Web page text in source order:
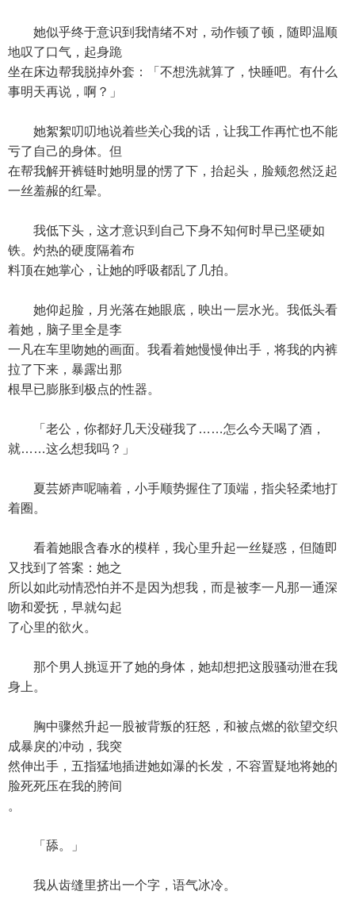
她似乎终于意识到我情绪不对，动作顿了顿，随即温顺
地叹了口气，起身跪
坐在床边帮我脱掉外套：「不想洗就算了，快睡吧。有什么
事明天再说，啊？」
她絮絮叨叨地说着些关心我的话，让我工作再忙也不能
亏了自己的身体。但
在帮我解开裤链时她明显的愣了下，抬起头，脸颊忽然泛起
一丝羞赧的红晕。
我低下头，这才意识到自己下身不知何时早已坚硬如
铁。灼热的硬度隔着布
料顶在她掌心，让她的呼吸都乱了几拍。
她仰起脸，月光落在她眼底，映出一层水光。我低头看
着她，脑子里全是李
一凡在车里吻她的画面。我看着她慢慢伸出手，将我的内裤
拉了下来，暴露出那
根早已膨胀到极点的性器。
「老公，你都好几天没碰我了……怎么今天喝了酒，
就……这么想我吗？」
夏芸娇声呢喃着，小手顺势握住了顶端，指尖轻柔地打
着圈。
看着她眼含春水的模样，我心里升起一丝疑惑，但随即
又找到了答案：她之
所以如此动情恐怕并不是因为想我，而是被李一凡那一通深
吻和爱抚，早就勾起
了心里的欲火。
那个男人挑逗开了她的身体，她却想把这股骚动泄在我
身上。
胸中骤然升起一股被背叛的狂怒，和被点燃的欲望交织
成暴戾的冲动，我突
然伸出手，五指猛地插进她如瀑的长发，不容置疑地将她的
脸死死压在我的胯间
。
「舔。」
我从齿缝里挤出一个字，语气冰冷。